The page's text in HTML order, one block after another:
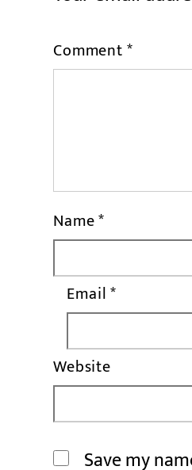
Comment*
Name*
Email*
Website
Save my